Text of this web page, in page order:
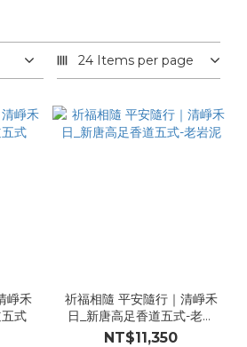
24 Items per page
崢禾
式
祈福相隨 平安隨行｜清崢禾
日_新唐高足香道五式-老岩
泥
NT$11,350